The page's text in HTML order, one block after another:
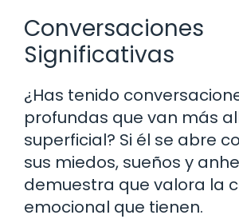
Conversaciones
Significativas
¿Has tenido
profundas que van más
superficial? Si él se abre
sus miedos, sueños y
demuestra que valora la
emocional que tienen.